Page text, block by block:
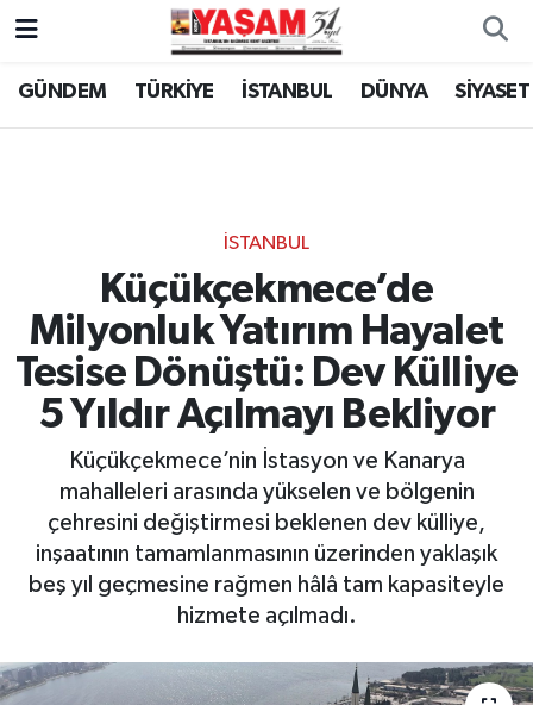
GÜNDEM TÜRKİYE İSTANBUL DÜNYA SİYASET
İSTANBUL
Küçükçekmece’de
Milyonluk Yatırım Hayalet
Tesise Dönüştü: Dev Külliye
5 Yıldır Açılmayı Bekliyor
Küçükçekmece’nin İstasyon ve Kanarya
mahalleleri arasında yükselen ve bölgenin
çehresini değiştirmesi beklenen dev külliye,
inşaatının tamamlanmasının üzerinden yaklaşık
beş yıl geçmesine rağmen hâlâ tam kapasiteyle
hizmete açılmadı.